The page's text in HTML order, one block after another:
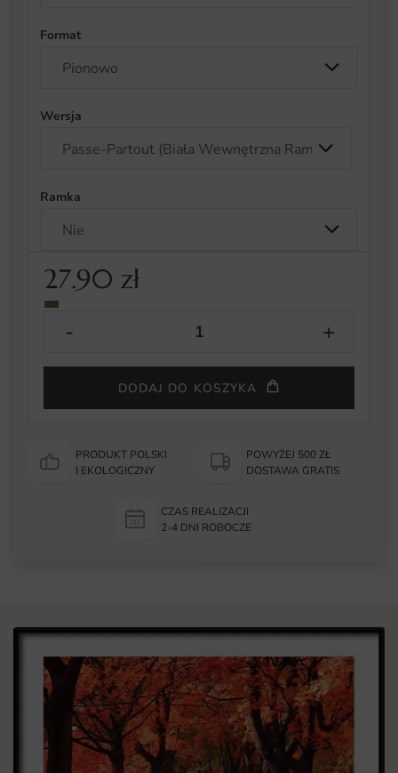
Format
Wersja
Ramka
27.90 zł
DODAJ DO KOSZYKA
PRODUKT POLSKI
I EKOLOGICZNY
POWYŻEJ 500 ZŁ
DOSTAWA GRATIS
CZAS REALIZACJI
2-4 DNI ROBOCZE